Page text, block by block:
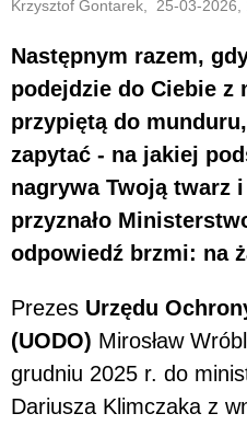
Krzysztof Gontarek, 25-03-2026,
Następnym razem,
podejdzie do Ciebie z
przypiętą do
zapytać - na jakiej
nagrywa Twoją twarz
przyznało
odpowiedź brzmi: na
Prezes Urzędu
(UODO) Mirosław
grudniu 2025 r. do
Dariusza Klimczaka z